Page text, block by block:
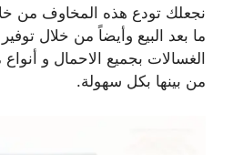
نجعلك تودع هذه المخاوف من
ما بعد البيع وأيضاً من خلال
الغسالات بجميع الاحمال و أنواع
من بينها بكل سهولة.